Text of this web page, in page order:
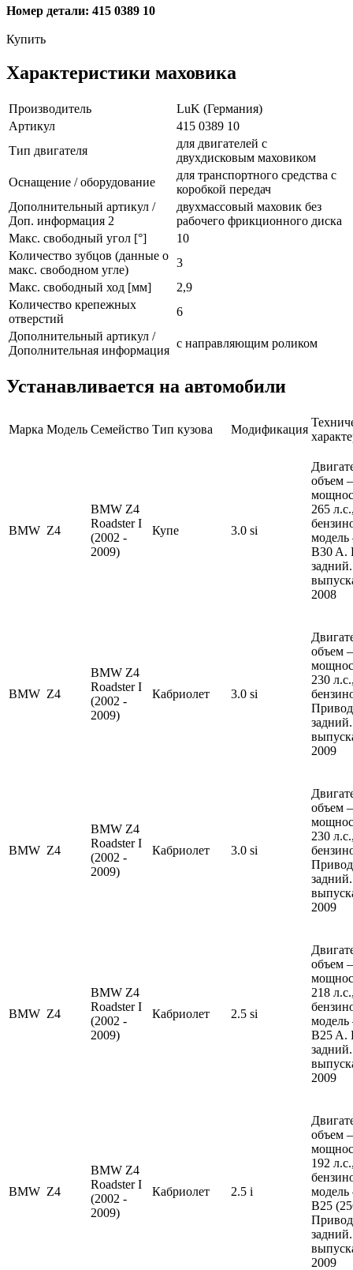
Номер детали: 415 0389 10
Купить
Характеристики маховика
Производитель
LuK (Германия)
Артикул
415 0389 10
Тип двигателя
для двигателей с
двухдисковым маховиком
Оснащение / оборудование
для транспортного средства с
коробкой передач
Дополнительный артикул /
Доп. информация 2
двухмассовый маховик без
рабочего фрикционного диска
Макс. свободный угол [°]
10
Количество зубцов (данные о
макс. свободном угле)
3
Макс. свободный ход [мм]
2,9
Количество крепежных
отверстий
6
Дополнительный артикул /
Дополнительная информация
с направляющим роликом
Устанавливается на автомобили
Марка Модель Семейство Тип кузова Модификация
BMW Z4
BMW Z4
Roadster I
(2002 -
2009)
Купе 3.0 si
объем
265
B30 A.
2008
BMW Z4
BMW Z4
Roadster I
(2002 -
2009)
Кабриолет 3.0 si
объем
230
2009
BMW Z4
BMW Z4
Roadster I
(2002 -
2009)
Кабриолет 3.0 si
объем
230
2009
BMW Z4
BMW Z4
Roadster I
(2002 -
2009)
Кабриолет 2.5 si
объем
218
B25 A.
2009
BMW Z4
BMW Z4
Roadster I
(2002 -
2009)
Кабриолет 2.5 i
объем
192
B25
2009